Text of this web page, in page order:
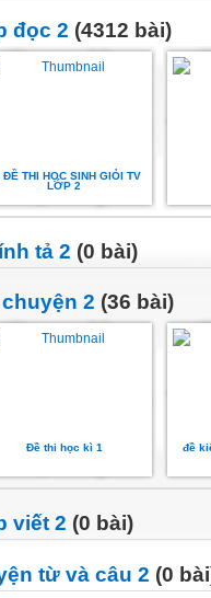
đọc 2 (4312 bài)
ĐỀ THI HỌC SINH GIỎI TV
LỚP 2
tả 2 (0 bài)
2 (36 bài)
Đề thi học kì 1 đề
viết 2 (0 bài)
từ và câu 2 (0